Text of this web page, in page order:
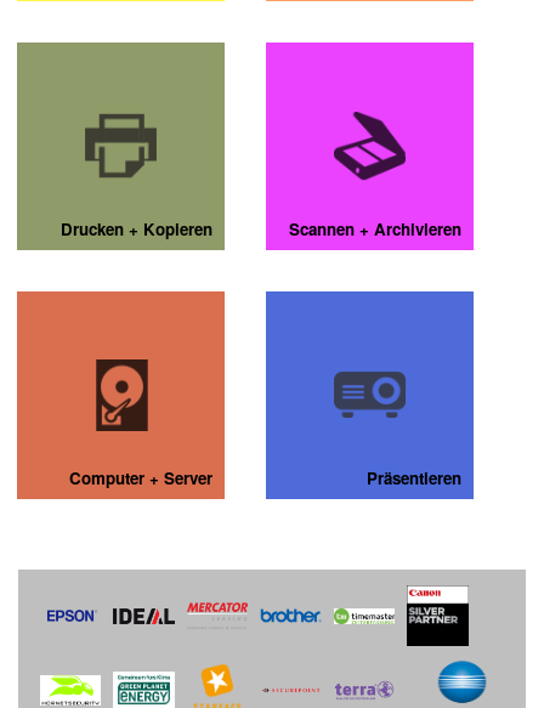
Drucken + Kopieren Scannen + Archivieren
Computer + Server Präsentieren